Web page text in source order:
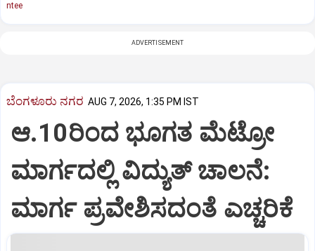
ntee
ADVERTISEMENT
ಬೆಂಗಳೂರು ನಗರ AUG 7, 2026, 1:35 PM IST
ಆ.10ರಿಂದ ಭೂಗತ ಮೆಟ್ರೋ
ಮಾರ್ಗದಲ್ಲಿ ವಿದ್ಯುತ್‌ ಚಾಲನೆ:
ಮಾರ್ಗ ಪ್ರವೇಶಿಸದಂತೆ ಎಚ್ಚರಿಕೆ